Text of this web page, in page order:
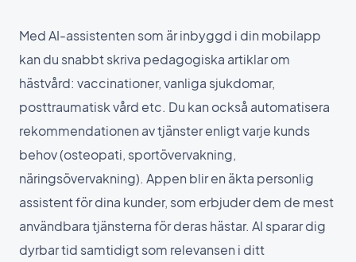
Med AI-assistenten som är inbyggd i din mobilapp
kan du snabbt skriva pedagogiska artiklar om
hästvård: vaccinationer, vanliga sjukdomar,
posttraumatisk vård etc. Du kan också automatisera
rekommendationen av tjänster enligt varje kunds
behov (osteopati, sportövervakning,
näringsövervakning). Appen blir en äkta personlig
assistent för dina kunder, som erbjuder dem de mest
användbara tjänsterna för deras hästar. AI sparar dig
dyrbar tid samtidigt som relevansen i ditt